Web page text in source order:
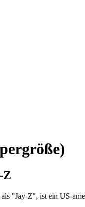
Z
"Jay-Z", ist ein US-